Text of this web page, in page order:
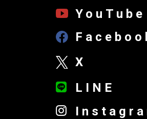
YouTube
X
LINE